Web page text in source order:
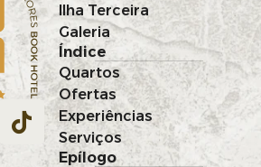
Ilha Terceira
Galeria
Índice
Quartos
Ofertas
Experiências
Serviços
Epílogo